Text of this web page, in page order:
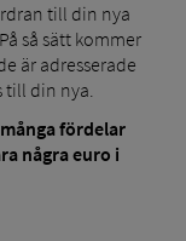
till din nya
så sätt kommer
är adresserade
din nya.
fördelar
några euro i